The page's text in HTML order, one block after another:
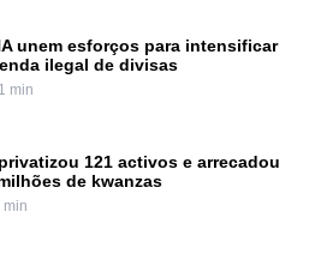
unem esforços para intensificar
ilegal de divisas
min
121 activos e arrecadou
de kwanzas
min